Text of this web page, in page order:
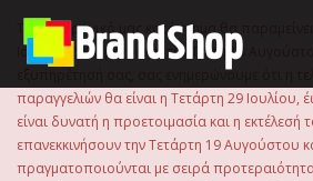
περιεχόμενο
Το ηλεκτρονικό μας κατάστημα θα
Ιουλίου 2026 μέχρι και την Τρίτη 18
εξυπηρέτησή σας, σας ενημερώνουμε ότι η
παραγγελιών θα είναι η Τετάρτη 29 Ιουλίου,
είναι δυνατή η προετοιμασία και η
επανεκκινήσουν την Τετάρτη 19 Αυγούστου
πραγματοποιούνται με σειρά